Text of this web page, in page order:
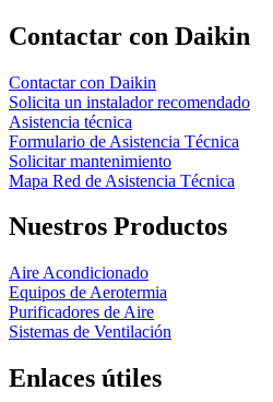
Contactar con Daikin
Contactar con Daikin
Solicita un instalador recomendado
Asistencia técnica
Formulario de Asistencia Técnica
Solicitar mantenimiento
Mapa Red de Asistencia Técnica
Nuestros Productos
Aire Acondicionado
Equipos de Aerotermia
Purificadores de Aire
Sistemas de Ventilación
Enlaces útiles